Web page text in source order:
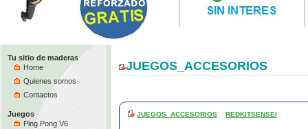
Tu sitio de maderas
Home
Quienes somos
Contactos
Juegos
Ping Pong V6
JUEGOS_ACCESORIOS
JUEGOS_ACCESORIOS REDKITSENSEI